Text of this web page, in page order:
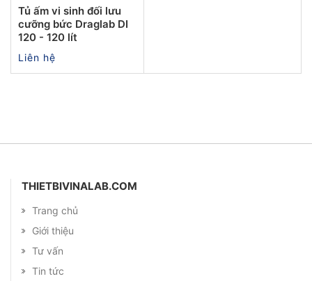
Tủ ấm vi sinh đối lưu
cưỡng bức Draglab DI
120 - 120 lít
Liên hệ
THIETBIVINALAB.COM
Trang chủ
Giới thiệu
Tư vấn
Tin tức